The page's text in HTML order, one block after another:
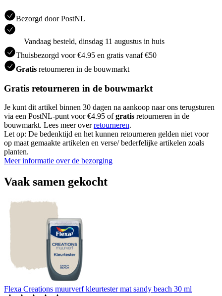
Bezorgd door PostNL
Vandaag besteld, dinsdag 11 augustus in huis
Thuisbezorgd voor €4.95 en gratis vanaf €50
Gratis retourneren in de bouwmarkt
Gratis retourneren in de bouwmarkt
Je kunt dit artikel binnen 30 dagen na aankoop naar ons terugsturen
via een PostNL-punt voor €4.95 ofgratis retourneren in de
bouwmarkt. Lees meer overretourneren.
Let op: De bedenktijd en het kunnen retourneren gelden niet voor
op maat gemaakte artikelen en verse/ bederfelijke artikelen zoals
planten.
Meer informatie over de bezorging
Vaak samen gekocht
Flexa Creations muurverf kleurtester mat sandy beach 30 ml